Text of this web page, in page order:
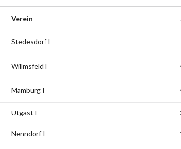
Verein
Stedesdorf I
Willmsfeld I
Mamburg I
Utgast I
Nenndorf I